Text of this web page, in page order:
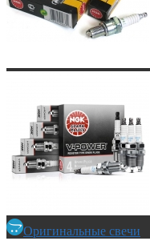
Оригинальные свечи